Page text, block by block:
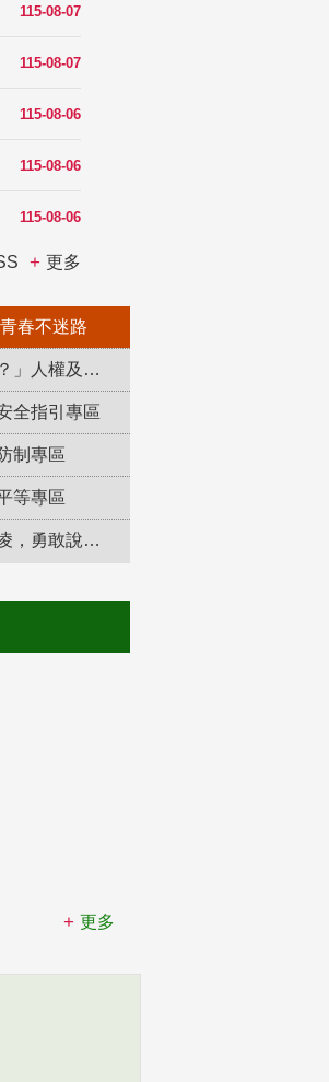
115-08-07
115-08-07
115-08-06
115-08-06
115-08-06
更多
春不迷路
「補課了沒？」人權及轉型正義教育專區
全指引專區
制專區
等專區
防制校園霸凌，勇敢說出來！
更多